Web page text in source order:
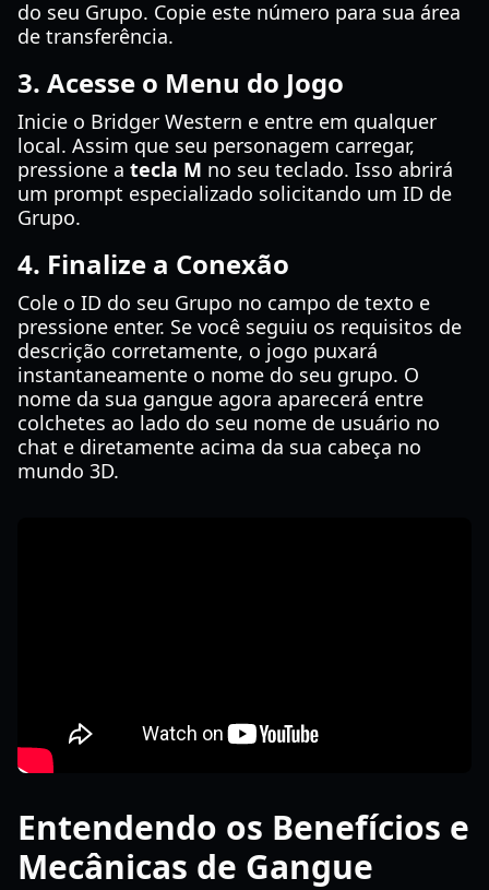
do seu Grupo. Copie este número para sua área
de transferência.
3. Acesse o Menu do Jogo
Inicie o Bridger Western e entre em qualquer
local. Assim que seu personagem carregar,
pressione a tecla M no seu teclado. Isso abrirá
um prompt especializado solicitando um ID de
Grupo.
4. Finalize a Conexão
Cole o ID do seu Grupo no campo de texto e
pressione enter. Se você seguiu os requisitos de
descrição corretamente, o jogo puxará
instantaneamente o nome do seu grupo. O
nome da sua gangue agora aparecerá entre
colchetes ao lado do seu nome de usuário no
chat e diretamente acima da sua cabeça no
mundo 3D.
Entendendo os Benefícios e
Mecânicas de Gangue